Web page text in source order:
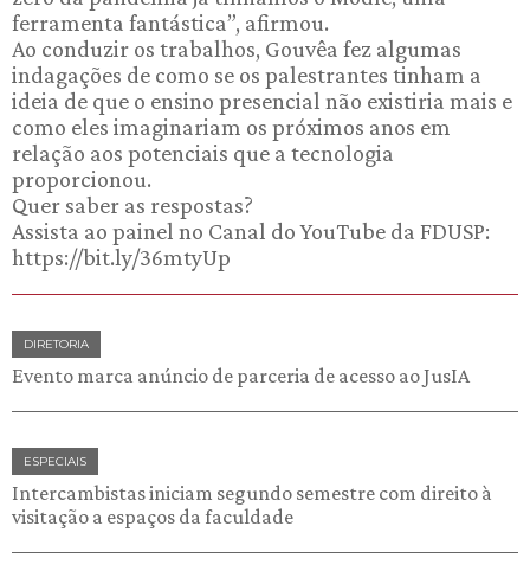
ferramenta fantástica”, afirmou.
Ao conduzir os trabalhos, Gouvêa fez algumas
indagações de como se os palestrantes tinham a
ideia de que o ensino presencial não existiria mais e
como eles imaginariam os próximos anos em
relação aos potenciais que a tecnologia
proporcionou.
Quer saber as respostas?
Assista ao painel no Canal do YouTube da FDUSP:
https://bit.ly/36mtyUp
DIRETORIA
Evento marca anúncio de parceria de acesso ao JusIA
ESPECIAIS
Intercambistas iniciam segundo semestre com direito à
visitação a espaços da faculdade